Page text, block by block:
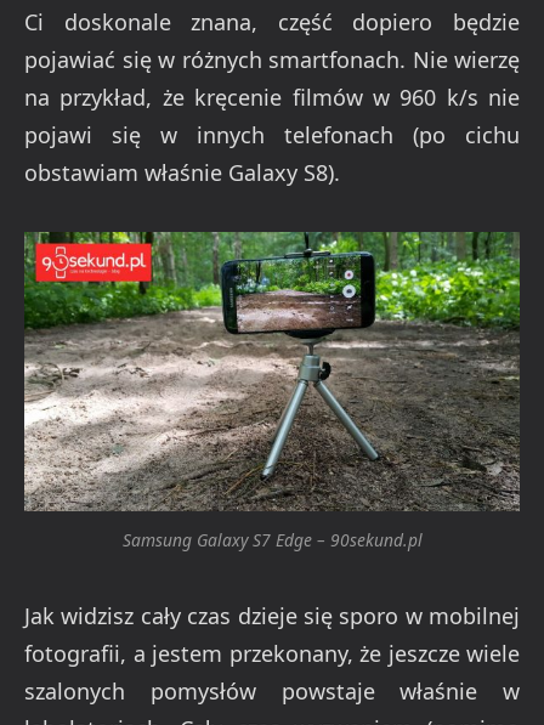
Ci doskonale znana, część dopiero będzie
pojawiać się w różnych smartfonach. Nie wierzę
na przykład, że kręcenie filmów w 960 k/s nie
pojawi się w innych telefonach (po cichu
obstawiam właśnie Galaxy S8).
Samsung Galaxy S7 Edge – 90sekund.pl
Jak widzisz cały czas dzieje się sporo w mobilnej
fotografii, a jestem przekonany, że jeszcze wiele
szalonych pomysłów powstaje właśnie w